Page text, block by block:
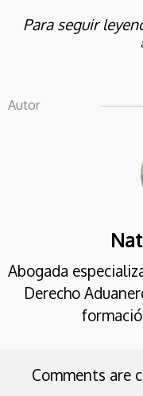
Para seguir
Autor
Abogada
Derecho
Comments are